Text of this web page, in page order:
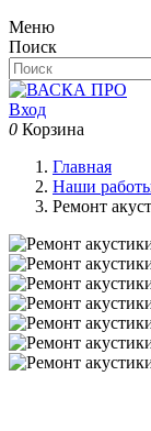
Меню
Поиск
Вход
0 Корзина
Главная
Наши
Ремонт